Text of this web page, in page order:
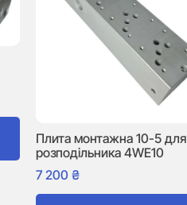
Плита монтажна 10-5 для
розподільника 4WE10
7 200 ₴